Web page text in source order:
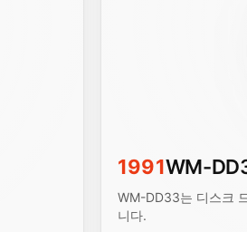
1991WM-
WM-DD33는 디스크
니다.